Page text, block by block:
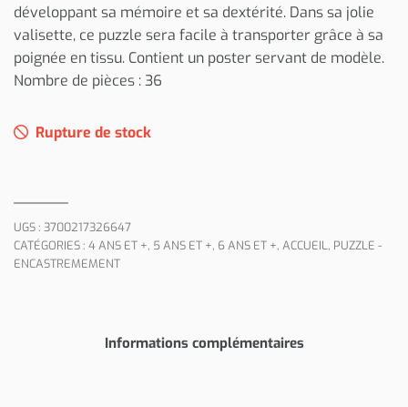
développant sa mémoire et sa dextérité. Dans sa jolie
valisette, ce puzzle sera facile à transporter grâce à sa
poignée en tissu. Contient un poster servant de modèle.
Nombre de pièces : 36
Rupture de stock
UGS : 3700217326647
CATÉGORIES : 4 ANS ET +, 5 ANS ET +, 6 ANS ET +, ACCUEIL, PUZZLE -
ENCASTREMEMENT
Informations complémentaires